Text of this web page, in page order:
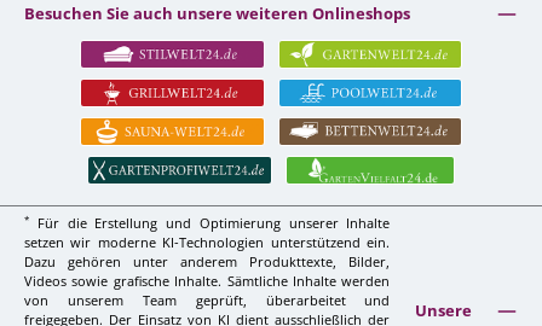
Besuchen Sie auch unsere weiteren Onlineshops
*
Für die Erstellung und Optimierung unserer Inhalte
setzen wir moderne KI-Technologien unterstützend ein.
Dazu gehören unter anderem Produkttexte, Bilder,
Videos sowie grafische Inhalte. Sämtliche Inhalte werden
von unserem Team geprüft, überarbeitet und
freigegeben. Der Einsatz von KI dient ausschließlich der
Unsere